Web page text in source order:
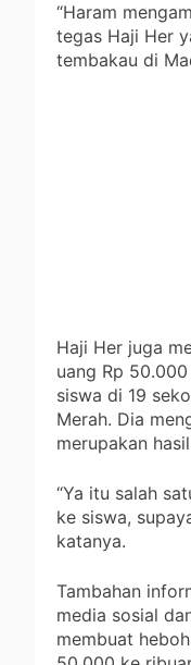
“Haram
tegas Haji Her
tembakau di
Haji Her juga
uang Rp
siswa di 19
Merah. Dia
merupakan
“Ya itu salah
ke siswa,
katanya.
Tambahan
media sosial
membuat